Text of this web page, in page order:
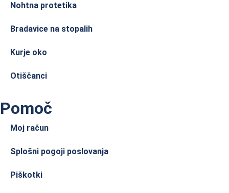
Nohtna protetika
Bradavice na stopalih
Kurje oko
Otiščanci
Pomoč
Moj račun
Splošni pogoji poslovanja
Piškotki